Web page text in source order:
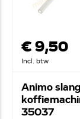
€ 9,50
Incl. btw
Animo
35037